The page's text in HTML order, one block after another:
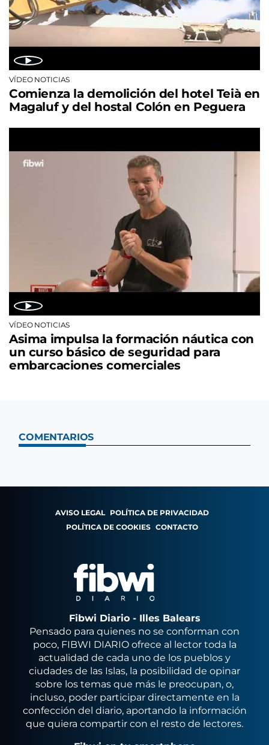
VÍDEO NOTICIAS
Comienza la demolición del hotel Teià en
Magaluf y del hostal Colón en Peguera
VÍDEO NOTICIAS
Asima impulsa la formación náutica con
un curso básico de seguridad para
embarcaciones comerciales
COMENTARIOS
AVISO LEGAL POLÍTICA DE PRIVACIDAD
POLÍTICA DE COOKIES CONTACTO
Fibwi Diario - Illes Balears
Pensado para quienes no se conforman con
poco, FIBWI DIARIO ofrece al lector toda la
actualidad de cada uno de los pueblos y
ciudades de las Islas, la posibilidad de opinar
sobre los temas que más le preocupan, o,
incluso, poder participar directamente en la
confección del diario, aportando la información
que quiera compartir con el resto de lectores.